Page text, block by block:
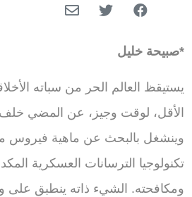
*صبيحة خليل
يستيقظ العالم الحر من سباته
الأقل، لوقت وجيز، عن المضي خلف
وينشغل بالبحث عن ماهية فيروس
تكنولوجيا الترسانات العسكرية
ومكافحته. الشيء ذاته ينطبق على